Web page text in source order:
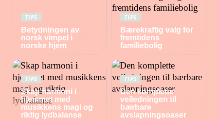
TIPS
Betydningen av
norsk vimpel i
norske hjem
TIPS
Bærekraftig valg for
fremtidens
familiebolig
TIPS
Skap harmoni i
hjemmet med
musikkens magi og
riktig lydbalanse
TIPS
Den komplette
veiledningen til
bærbare
avslapningsoaser